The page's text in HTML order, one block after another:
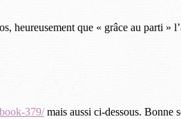
heureusement que « grâce au parti
379/mais aussi ci-dessous. Bonne